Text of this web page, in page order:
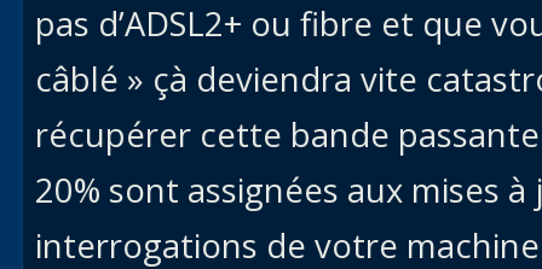
pas d’ADSL2+ ou fibre et que
câblé » çà deviendra vite
récupérer cette bande
20% sont assignées aux mises
interrogations de votre